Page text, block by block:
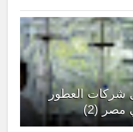
شركات العطور
مصر (2)